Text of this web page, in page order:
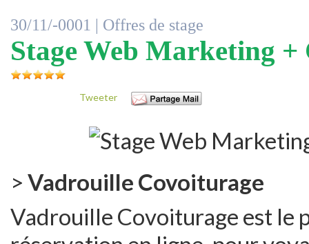
30/11/-0001 | Offres de stage
Stage Web Marketing
Tweeter
> Vadrouille Covoiturage
Vadrouille Covoiturage est le